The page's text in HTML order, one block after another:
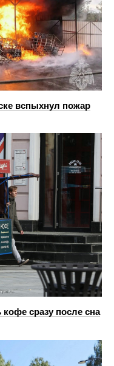
вспыхнул пожар
сразу после сна